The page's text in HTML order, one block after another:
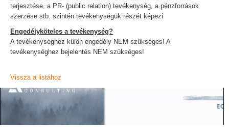
terjesztése, a PR- (public relation) tevékenység, a pénzforrások
szerzése stb. szintén tevékenységük részét képezi
Engedélyköteles a tevékenység?
A tevékenységhez külön engedély NEM szükséges! A
tevékenységhez bejelentés NEM szükséges!
Vissza a listához